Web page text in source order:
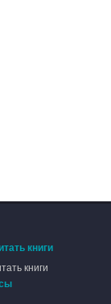
книги
книги